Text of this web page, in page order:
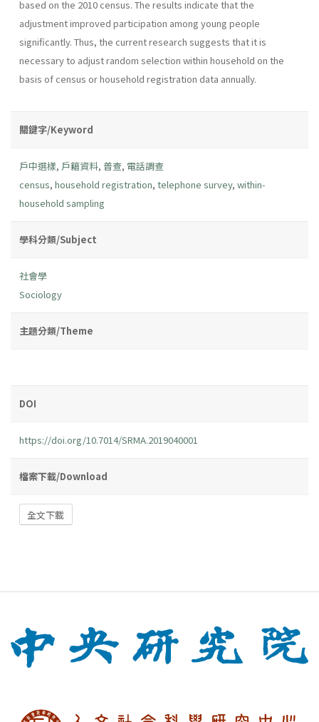
based on the 2010 census. The results indicate that the
adjustment improved participation among young people
significantly. Thus, the current research suggests that it is
necessary to adjust random selection within household on the
basis of census or household registration data annually.
關鍵字/Keyword
戶中選樣, 戶籍資料, 普查, 電話調查
census, household registration, telephone survey, within-
household sampling
學科分類/Subject
社會學
Sociology
主題分類/Theme
DOI
https://doi.org/10.7014/SRMA.2019040001
檔案下載/Download
全文下載